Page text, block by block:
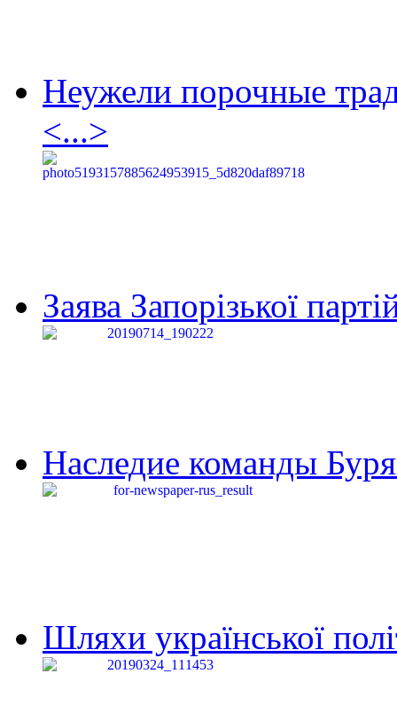
Неужели порочные
<...>
Заява Запорізької
Наследие команды
Шляхи української